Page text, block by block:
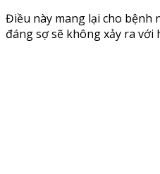
Điều này mang lại cho bệnh
đáng sợ sẽ không xảy ra với